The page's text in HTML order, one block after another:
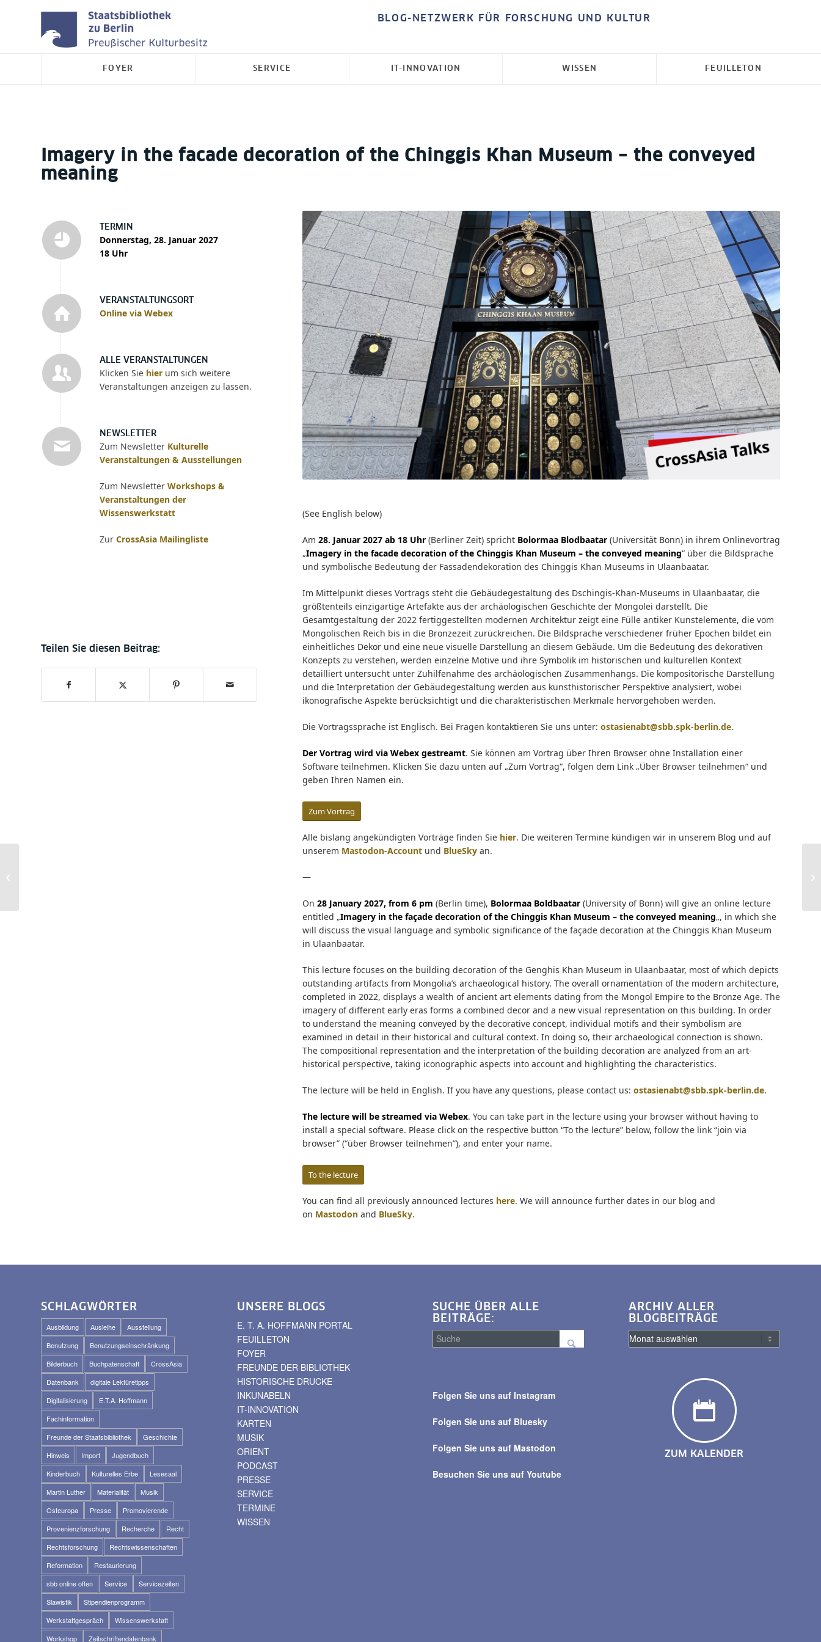
BLOG-NETZWERK FÜR FORSCHUNG UND KULTUR
FOYER SERVICE IT-INNOVATION WISSEN FEUILLETON
Imagery in the facade decoration of the Chinggis Khan Museum – the conveyed
meaning
TERMIN
Donnerstag, 28. Januar 2027
18 Uhr
VERANSTALTUNGSORT
Online via Webex
ALLE VERANSTALTUNGEN
Klicken Sie hier um sich weitere
Veranstaltungen anzeigen zu lassen.
NEWSLETTER
Zum Newsletter Kulturelle
Veranstaltungen & Ausstellungen
Zum Newsletter Workshops &
Veranstaltungen der
Wissenswerkstatt
Zur CrossAsia Mailingliste
(See English below)
Am 28. Januar 2027 ab 18 Uhr(Berliner Zeit) spricht Bolormaa Blodbaatar(Universität Bonn) in ihrem Onlinevortrag
„Imagery in the facade decoration of the Chinggis Khan Museum – the conveyed meaning“ über die Bildsprache
und symbolische Bedeutung der Fassadendekoration des Chinggis Khan Museums in Ulaanbaatar.
Im Mittelpunkt dieses Vortrags steht die Gebäudegestaltung des Dschingis-Khan-Museums in Ulaanbaatar, die
größtenteils einzigartige Artefakte aus der archäologischen Geschichte der Mongolei darstellt. Die
Gesamtgestaltung der 2022 fertiggestellten modernen Architektur zeigt eine Fülle antiker Kunstelemente, die vom
Mongolischen Reich bis in die Bronzezeit zurückreichen. Die Bildsprache verschiedener früher Epochen bildet ein
einheitliches Dekor und eine neue visuelle Darstellung an diesem Gebäude. Um die Bedeutung des dekorativen
Konzepts zu verstehen, werden einzelne Motive und ihre Symbolik im historischen und kulturellen Kontext
detailliert untersucht unter Zuhilfenahme des archäologischen Zusammenhangs. Die kompositorische Darstellung
und die Interpretation der Gebäudegestaltung werden aus kunsthistorischer Perspektive analysiert, wobei
ikonografische Aspekte berücksichtigt und die charakteristischen Merkmale hervorgehoben werden.
Die Vortragssprache ist Englisch. Bei Fragen kontaktieren Sie uns unter: ostasienabt@sbb.spk-berlin.de.
Der Vortrag wird via Webex gestreamt. Sie können am Vortrag über Ihren Browser ohne Installation einer
Software teilnehmen. Klicken Sie dazu unten auf „Zum Vortrag“, folgen dem Link „Über Browser teilnehmen“ und
geben Ihren Namen ein.
Zum Vortrag
Alle bislang angekündigten Vorträge finden Sie hier. Die weiteren Termine kündigen wir in unserem Blog und auf
unserem Mastodon-Accountund BlueSkyan.
—
On 28 January 2027, from 6 pm (Berlin time), Bolormaa Boldbaatar(University of Bonn) will give an online lecture
entitled „Imagery in the façade decoration of the Chinggis Khan Museum – the conveyed meaning„, in which she
will discuss the visual language and symbolic significance of the façade decoration at the Chinggis Khan Museum
in Ulaanbaatar.
This lecture focuses on the building decoration of the Genghis Khan Museum in Ulaanbaatar, most of which depicts
outstanding artifacts from Mongolia’s archaeological history. The overall ornamentation of the modern architecture,
completed in 2022, displays a wealth of ancient art elements dating from the Mongol Empire to the Bronze Age. The
imagery of different early eras forms a combined decor and a new visual representation on this building. In order
to understand the meaning conveyed by the decorative concept, individual motifs and their symbolism are
examined in detail in their historical and cultural context. In doing so, their archaeological connection is shown.
The compositional representation and the interpretation of the building decoration are analyzed from an art-
historical perspective, taking iconographic aspects into account and highlighting the characteristics.
The lecture will be held in English. If you have any questions, please contact us: ostasienabt@sbb.spk-berlin.de.
The lecture will be streamed via Webex. You can take part in the lecture using your browser without having to
install a special software. Please click on the respective button “To the lecture” below, follow the link “join via
browser” (“über Browser teilnehmen”), and enter your name.
To the lecture
You can find all previously announced lectures here. We will announce further dates in our blog and
on Mastodonand BlueSky.
SCHLAGWÖRTER
Ausbildung Ausleihe
Ausstellung
Benutzung
Benutzungseinschränkung
Bilderbuch
Buchpatenschaft
CrossAsia
Datenbank
digitale Lektüretipps
Digitalisierung
E.T.A. Hoffmann
Fachinformation
Freunde der Staatsbibliothek
Geschichte
Hinweis
Import
Jugendbuch
Kinderbuch
Kulturelles Erbe
Lesesaal
Martin Luther
Materialität
Musik
Osteuropa
Presse
Promovierende
Provenienzforschung
Recherche
Recht
Rechtsforschung
Rechtswissenschaften
Reformation
Restaurierung
sbb online offen
Service
Servicezeiten
Slawistik
Stipendienprogramm
Werkstattgespräch
Wissenswerkstatt
Workshop
Zeitschriftendatenbank
UNSERE BLOGS
E. T. A. HOFFMANN PORTAL
FEUILLETON
FOYER
FREUNDE DER BIBLIOTHEK
HISTORISCHE DRUCKE
INKUNABELN
IT-INNOVATION
KARTEN
MUSIK
ORIENT
PODCAST
PRESSE
SERVICE
TERMINE
WISSEN
SUCHE ÜBER ALLE
BEITRÄGE:
alle
Folgen Sie uns auf Instagram
Folgen Sie uns auf Bluesky
Folgen Sie uns auf Mastodon
Besuchen Sie uns auf Youtube
ARCHIV ALLER
BLOGBEITRÄGE
ZUM KALENDER